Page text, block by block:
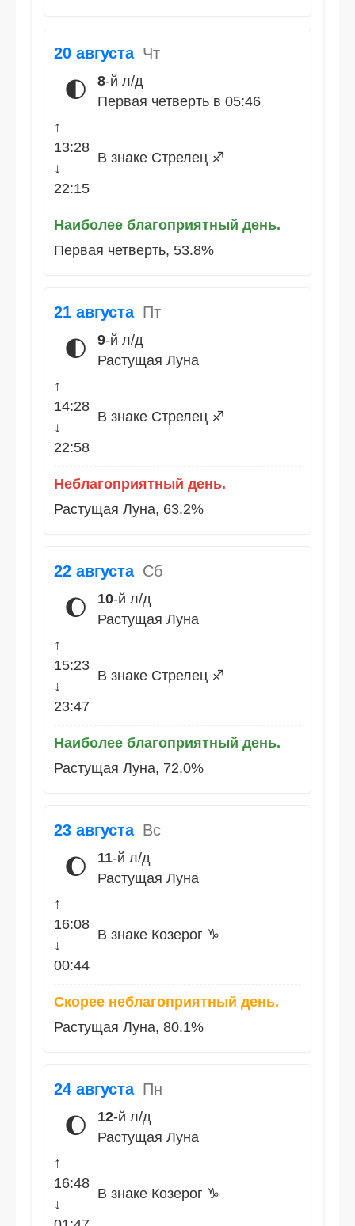
20 августа Чт
🌓 8-й л/д
Первая четверть в 05:46
↑
13:28
↓
22:15
В знаке Стрелец ♐
Наиболее благоприятный день.
Первая четверть, 53.8%
21 августа Пт
🌓 9-й л/д
Растущая Луна
↑
14:28
↓
22:58
В знаке Стрелец ♐
Неблагоприятный день.
Растущая Луна, 63.2%
22 августа Сб
🌔 10-й л/д
Растущая Луна
↑
15:23
↓
23:47
В знаке Стрелец ♐
Наиболее благоприятный день.
Растущая Луна, 72.0%
23 августа Вс
🌔 11-й л/д
Растущая Луна
↑
16:08
↓
00:44
В знаке Козерог ♑
Скорее неблагоприятный день.
Растущая Луна, 80.1%
24 августа Пн
🌔 12-й л/д
Растущая Луна
↑
16:48
↓
В знаке Козерог ♑